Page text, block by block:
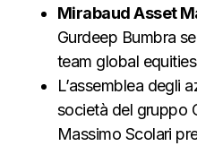
Mirabaud Asset
Gurdeep Bumbra
team global
L’assemblea degli
società del gruppo
Massimo Scolari